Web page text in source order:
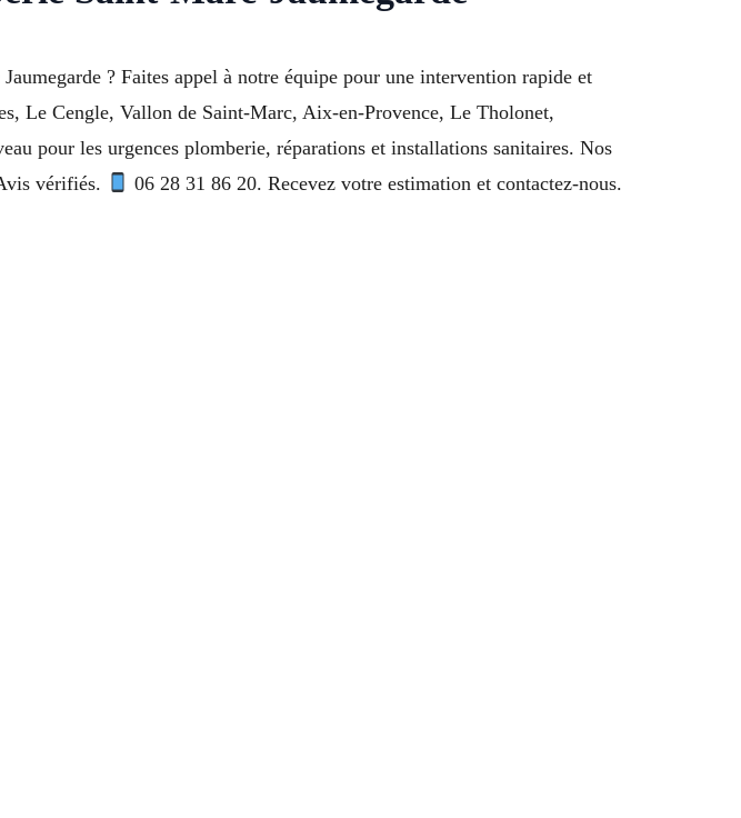
? Faites appel à notre équipe pour une intervention rapide et
Le Cengle, Vallon de Saint-Marc, Aix-en-Provence, Le Tholonet,
pour les urgences plomberie, réparations et installations sanitaires. Nos
vérifiés. 06 28 31 86 20. Recevez votre estimation et contactez-nous.